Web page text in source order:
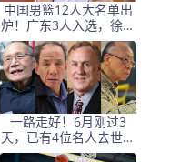
中国男篮12人大名单出
炉！广东3人入选，徐昕
国家队首秀，胡明轩轮
休
一路走好！6月刚过3
天，已有4位名人去世，
姚明等人发文悼念